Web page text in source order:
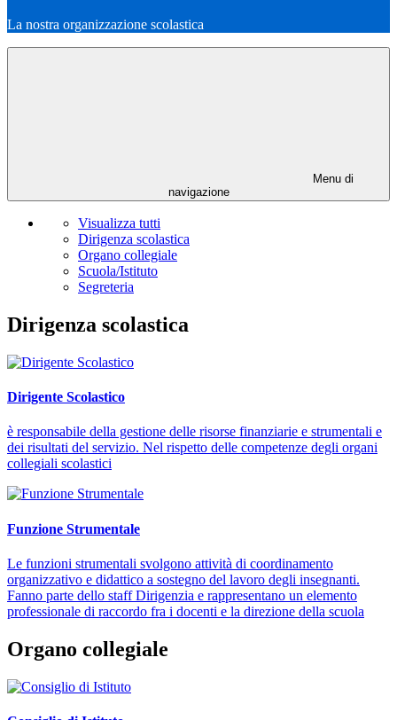
La nostra organizzazione scolastica
Menu di
navigazione
Visualizza tutti
Dirigenza scolastica
Organo collegiale
Scuola/Istituto
Segreteria
Dirigenza scolastica
Dirigente Scolastico
è responsabile della gestione delle risorse finanziarie e strumentali e
dei risultati del servizio. Nel rispetto delle competenze degli organi
collegiali scolastici
Funzione Strumentale
Le funzioni strumentali svolgono attività di coordinamento
organizzativo e didattico a sostegno del lavoro degli insegnanti.
Fanno parte dello staff Dirigenzia e rappresentano un elemento
professionale di raccordo fra i docenti e la direzione della scuola
Organo collegiale